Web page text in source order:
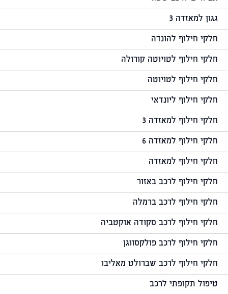
גגון למאזדה 3
חלקי חילוף להונדה
חלקי חילוף לטויוטה קורולה
חלקי חילוף לטויוטה
חלקי חילוף ליונדאי
חלקי חילוף למאזדה 3
חלקי חילוף למאזדה 6
חלקי חילוף למאזדה
חלקי חילוף לרכב באזור
חלקי חילוף לרכב ברמלה
חלקי חילוף לרכב סקודה אוקטביה
חלקי חילוף לרכב פולקסווגן
חלקי חילוף לרכב שברולט מאליבו
טיפול תקופתי לרכב